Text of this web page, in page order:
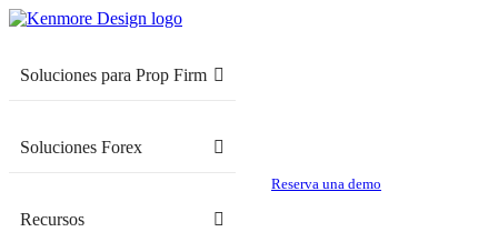
Soluciones para Prop Firm
Soluciones Forex
Recursos
Reserva una demo